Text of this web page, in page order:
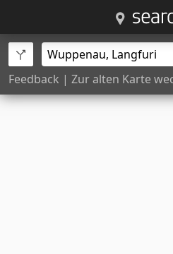
Feedback | Zur alten Karte